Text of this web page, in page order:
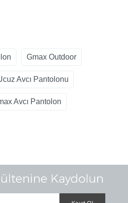
Gmax Outdoor
Avcı Pantolonu
Avcı Pantolon